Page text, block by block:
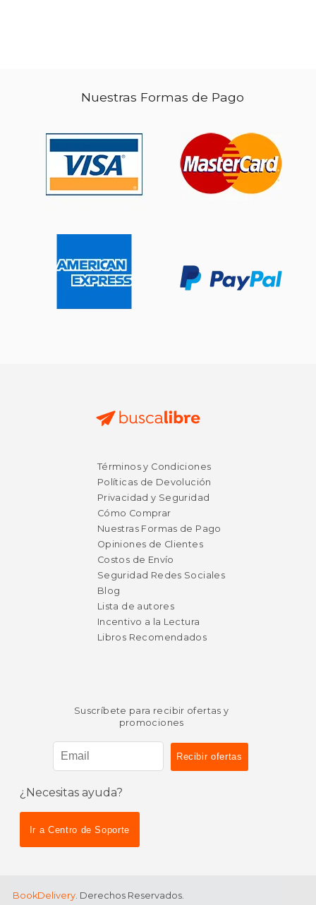
Nuestras Formas de Pago
Términos y Condiciones
Políticas de Devolución
Privacidad y Seguridad
Cómo Comprar
Nuestras Formas de Pago
Opiniones de Clientes
Costos de Envío
Seguridad Redes Sociales
Blog
Lista de autores
Incentivo a la Lectura
Libros Recomendados
Suscríbete para recibir ofertas y
promociones
¿Necesitas ayuda?
Ir a Centro de Soporte
BookDelivery. Derechos Reservados.